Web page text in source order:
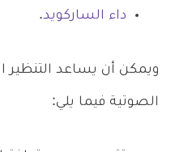
داء الساركويد.
ويمكن أن يساعد التنظير
الصوتية فيما يلي: